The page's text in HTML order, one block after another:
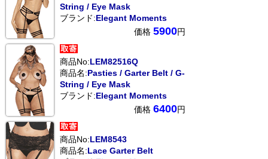
String / Eye Mask
ブランド:Elegant Moments
価格 5900円
商品No:LEM82516Q
商品名:Pasties / Garter Belt / G-
String / Eye Mask
ブランド:Elegant Moments
価格 6400円
商品No:LEM8543
商品名:Lace Garter Belt